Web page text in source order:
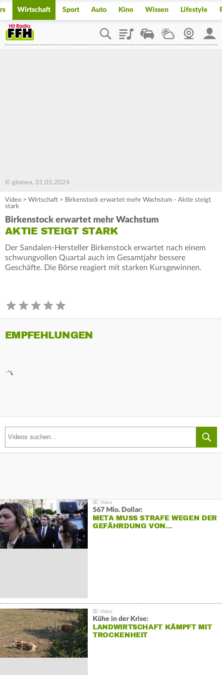
Wirtschaft Sport Auto Kino Wissen Lifestyle
PlaylistStaupilotWetterWebcam
© glomex, 31.05.2024
Video > Wirtschaft > Birkenstock erwartet mehr Wachstum - Aktie steigt
stark
Birkenstock erwartet mehr Wachstum
AKTIE STEIGT STARK
Der Sandalen-Hersteller Birkenstock erwartet nach einem
schwungvollen Quartal auch im Gesamtjahr bessere
Geschäfte. Die Börse reagiert mit starken Kursgewinnen.
EMPFEHLUNGEN
567 Mio. Dollar:
META MUSS STRAFE WEGEN DER
GEFÄHRDUNG VON…
Kühe in der Krise:
LANDWIRTSCHAFT KÄMPFT MIT
TROCKENHEIT